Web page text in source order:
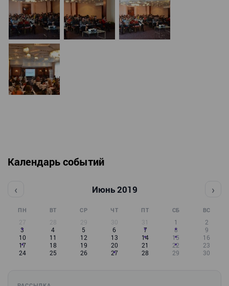
Календарь событий
‹ Июнь 2019 ›
ПН ВТ СР ЧТ ПТ СБ ВС
27 28 29 30 31 1
2
3
4 5 6 7 8
9
10
11 12 13 14 15
16
17
18 19 20 21 22
23
24
25 26 27 28 29 30